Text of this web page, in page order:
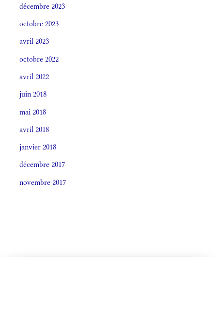
décembre 2023
octobre 2023
avril 2023
octobre 2022
avril 2022
juin 2018
mai 2018
avril 2018
janvier 2018
décembre 2017
novembre 2017